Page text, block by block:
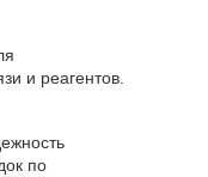
и реагентов.
по